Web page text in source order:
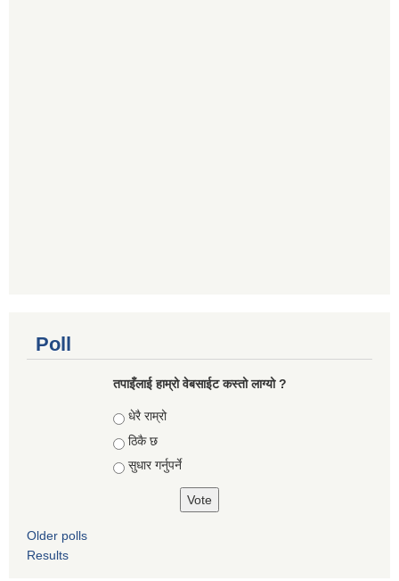
Poll
तपाइँलाई हाम्रो वेबसाईट कस्तो लाग्यो ?
Choices
धेरै राम्रो
ठिकै छ
सुधार गर्नुपर्ने
Older polls
Results